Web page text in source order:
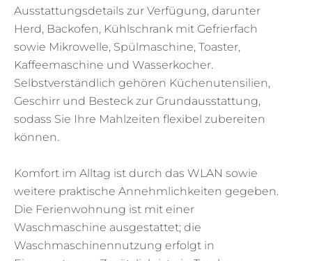
Ausstattungsdetails zur Verfügung, darunter
Herd, Backofen, Kühlschrank mit Gefrierfach
sowie Mikrowelle, Spülmaschine, Toaster,
Kaffeemaschine und Wasserkocher.
Selbstverständlich gehören Küchenutensilien,
Geschirr und Besteck zur Grundausstattung,
sodass Sie Ihre Mahlzeiten flexibel zubereiten
können.
Komfort im Alltag ist durch das WLAN sowie
weitere praktische Annehmlichkeiten gegeben.
Die Ferienwohnung ist mit einer
Waschmaschine ausgestattet; die
Waschmaschinennutzung erfolgt in